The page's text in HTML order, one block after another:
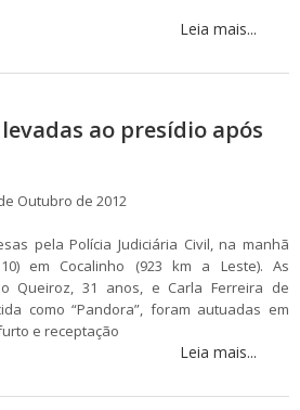
Leia mais...
ao presídio após
Outubro de 2012
pela Polícia Judiciária Civil, na manhã
em Cocalinho (923 km a Leste). As
Queiroz, 31 anos, e Carla Ferreira de
como “Pandora”, foram autuadas em
e receptação
Leia mais...